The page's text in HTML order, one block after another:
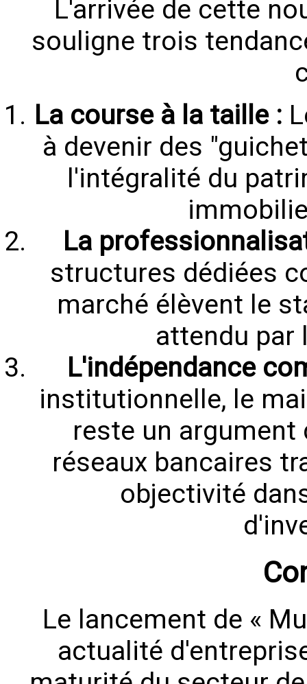
L'arrivée de cette
souligne trois
La course à la taille :
à devenir des
l'intégralité du
La
structures dédiées
marché élèvent le
attendu par
L'indépendance
institutionnelle, le
reste un argument
réseaux bancaires
objectivité
Le lancement de «
actualité